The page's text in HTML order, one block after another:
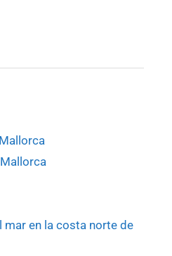
mar en la costa norte de